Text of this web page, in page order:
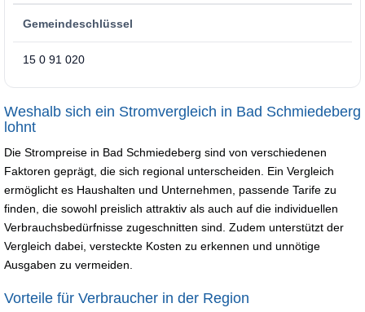
Gemeindeschlüssel
15 0 91 020
Weshalb sich ein Stromvergleich in Bad Schmiedeberg
lohnt
Die Strompreise in Bad Schmiedeberg sind von verschiedenen
Faktoren geprägt, die sich regional unterscheiden. Ein Vergleich
ermöglicht es Haushalten und Unternehmen, passende Tarife zu
finden, die sowohl preislich attraktiv als auch auf die individuellen
Verbrauchsbedürfnisse zugeschnitten sind. Zudem unterstützt der
Vergleich dabei, versteckte Kosten zu erkennen und unnötige
Ausgaben zu vermeiden.
Vorteile für Verbraucher in der Region